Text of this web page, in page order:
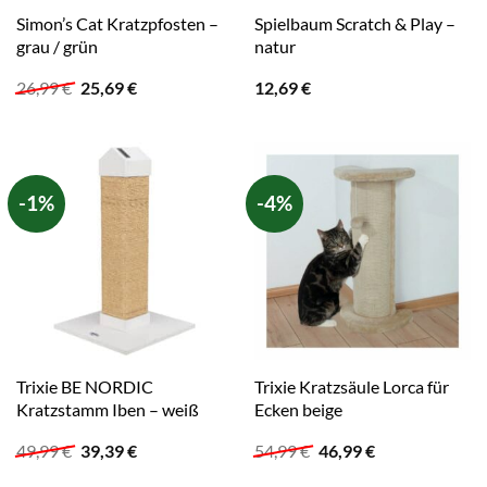
Simon’s Cat Kratzpfosten –
grau / grün
26,99€ Ursprünglicher
Preis
25,69€Aktueller
Spielbaum Scratch & Play –
natur
12,69€
-1%
Trixie BE NORDIC
Kratzstamm Iben – weiß
49,99€ Ursprünglicher
Preis
39,39€Aktueller
-4%
Trixie Kratzsäule Lorca für
Ecken beige
54,99€ Ursprünglicher
Preis
46,99€Aktueller